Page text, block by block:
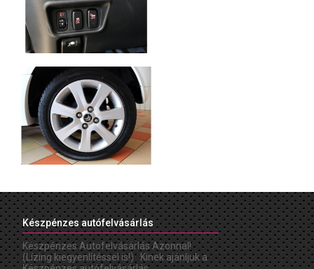
Készpénzes autófelvásárlás
Készpénzes Autófelvásárlás Azonnal!
(Lízing kiegyenlítéssel is!) Kinek ajánljuk a